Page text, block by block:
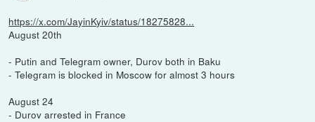
https://x.com/JayinKyiv/status/18275828...
August 20th
- Putin and Telegram owner, Durov both in Baku
- Telegram is blocked in Moscow for almost 3 hours
August 24
- Durov arrested in France